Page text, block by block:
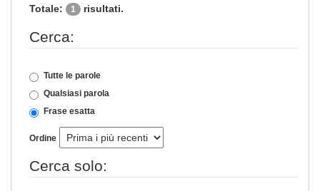
Totale: 1 risultati.
Cerca:
Tutte le parole
Qualsiasi parola
Frase esatta
Ordine
Cerca solo: